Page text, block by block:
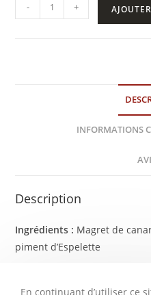
- +
INFORMATIONS
Description
Ingrédients : Magret de
piment d’Espelette
En continuant d’utiliser ce